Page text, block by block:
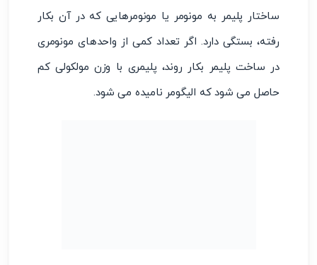
ساختار پلیمر به مونومر یا مونومرهایی که در آن بکار
رفته، بستگی دارد. اگر تعداد کمی از واحدهای مونومری
در ساخت پلیمر بکار روند، پلیمری با وزن مولکولی کم
حاصل می شود که الیگومر نامیده می شود.